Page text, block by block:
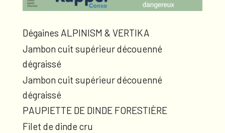
Dégaines ALPINISM & VERTIKA
Jambon cuit supérieur découenné
dégraissé
Jambon cuit supérieur découenné
dégraissé
PAUPIETTE DE DINDE FORESTIÈRE
Filet de dinde cru